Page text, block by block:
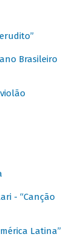
Brasileiro
- “Canção
Latina”